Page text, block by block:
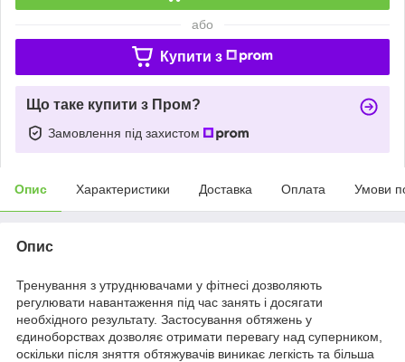
або
Купити з
Що таке купити з Пром?
Замовлення під захистом
Опис Характеристики Доставка Оплата Умови
Опис
Тренування з утруднювачами у фітнесі дозволяють
регулювати навантаження під час занять і досягати
необхідного результату. Застосування обтяжень у
єдиноборствах дозволяє отримати перевагу над суперником,
оскільки після зняття обтяжувачів виникає легкість та більша